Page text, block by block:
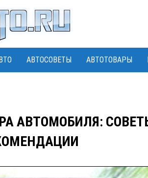
АВТОСОВЕТЫ АВТОТОВАРЫ
АВТОМОБИЛЯ: